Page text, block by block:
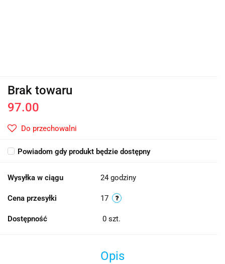
Brak towaru
97.00
Do przechowalni
Powiadom gdy produkt będzie dostępny
Wysyłka w ciągu 24 godziny
Cena przesyłki 17
Dostępność 0 szt.
Opis